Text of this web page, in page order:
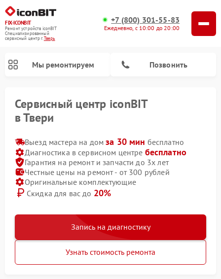
FIX-ICONBIT
Ремонт устройств iconBIT
Специализированный
cервисный центр г.Тверь
+7 (800) 301-55-83
Ежедневно, с 10:00 до 20:00
Мы ремонтируем Позвонить
Сервисный центр iconBIT
в Твери
Выезд мастера на домза 30 мин бесплатно
Диагностика в сервисном центре бесплатно
Гарантия на ремонт и запчасти до 3х лет
Честные цены на ремонт - от 300 рублей
Оригинальные комплектующие
Скидка для вас до 20%
Запись на диагностику
Узнать стоимость ремонта